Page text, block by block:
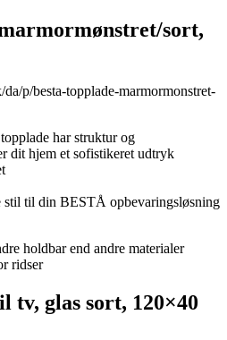
sort,
p/besta-topplade-marmormonstret-
har struktur og
dit hjem et sofistikeret udtryk
stil til din BESTÅ opbevaringsløsning
holdbar end andre materialer
ridser
tv, glas sort, 120×40